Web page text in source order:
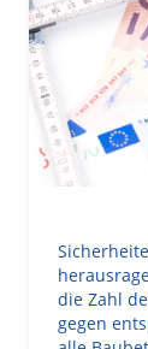
die Zahl
gegen